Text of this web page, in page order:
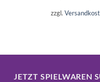
zzgl.
JETZT SPIELWAREN